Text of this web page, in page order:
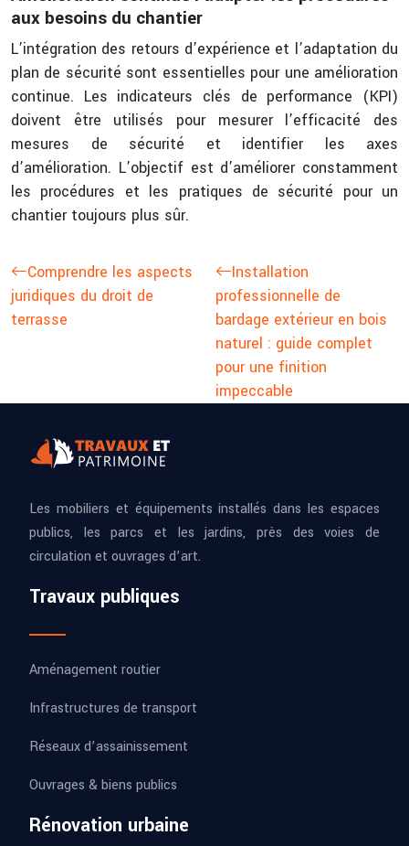
aux besoins du chantier
L’intégration des retours d’expérience et l’adaptation du
plan de sécurité sont essentielles pour une amélioration
continue. Les indicateurs clés de performance (KPI)
doivent être utilisés pour mesurer l’efficacité des
mesures de sécurité et identifier les axes
d’amélioration. L’objectif est d’améliorer constamment
les procédures et les pratiques de sécurité pour un
chantier toujours plus sûr.
Comprendre les aspects
juridiques du droit de
terrasse
Installation
professionnelle de
bardage extérieur en bois
naturel : guide complet
pour une finition
impeccable
Les mobiliers et équipements installés dans les espaces
publics, les parcs et les jardins, près des voies de
circulation et ouvrages d’art.
Travaux publiques
Aménagement routier
Infrastructures de transport
Réseaux d’assainissement
Ouvrages & biens publics
Rénovation urbaine